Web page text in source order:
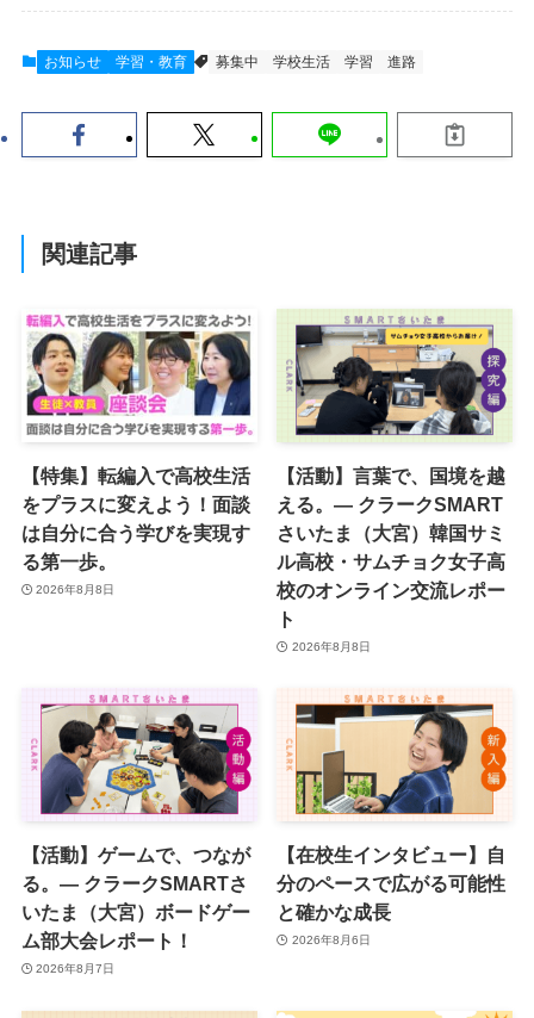
お知らせ 学習・教育 募集中 学校生活 学習 進路
関連記事
【特集】転編入で高校生活
をプラスに変えよう！面談
は自分に合う学びを実現す
る第一歩。
2026年8月8日
【活動】言葉で、国境を越
える。― クラークSMART
さいたま（大宮）韓国サミ
ル高校・サムチョク女子高
校のオンライン交流レポー
ト
2026年8月8日
【活動】ゲームで、つなが
る。― クラークSMARTさ
いたま（大宮）ボードゲー
ム部大会レポート！
2026年8月7日
【在校生インタビュー】自
分のペースで広がる可能性
と確かな成長
2026年8月6日